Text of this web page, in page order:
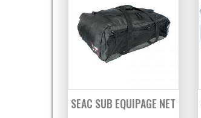
SEAC SUB EQUIPAGE NET